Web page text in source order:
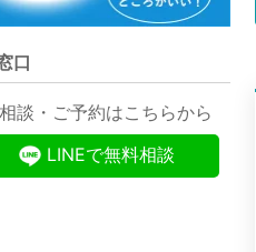
口
談・ご予約はこちらから
LINEで無料相談